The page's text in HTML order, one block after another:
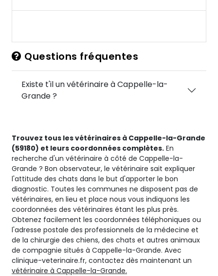
Questions fréquentes
Existe t'il un vétérinaire à Cappelle-la-
Grande ?
Trouvez tous les vétérinaires à Cappelle-la-Grande
(59180) et leurs coordonnées complètes. En
recherche d'un vétérinaire à côté de Cappelle-la-
Grande ? Bon observateur, le vétérinaire sait expliquer
l'attitude des chats dans le but d'apporter le bon
diagnostic. Toutes les communes ne disposent pas de
vétérinaires, en lieu et place nous vous indiquons les
coordonnées des vétérinaires étant les plus près.
Obtenez facilement les coordonnées téléphoniques ou
l'adresse postale des professionnels de la médecine et
de la chirurgie des chiens, des chats et autres animaux
de compagnie situés à Cappelle-la-Grande. Avec
clinique-veterinaire.fr, contactez dès maintenant un
vétérinaire à Cappelle-la-Grande.